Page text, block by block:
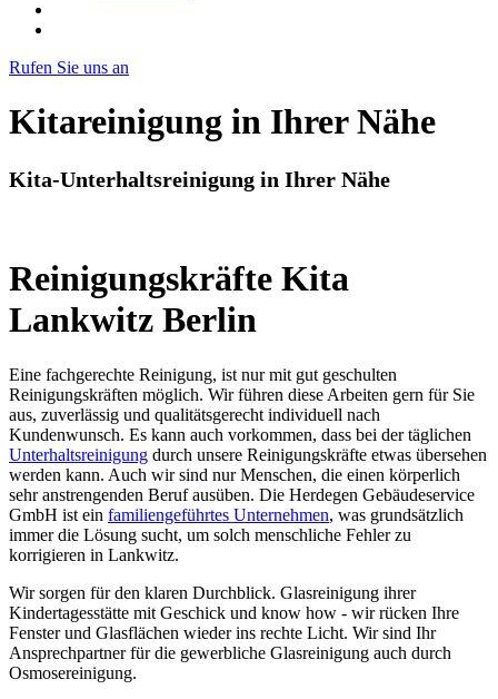
Rufen Sie uns an
Kitareinigung in Ihrer Nähe
Kita-Unterhaltsreinigung in Ihrer Nähe
Reinigungskräfte Kita
Lankwitz Berlin
Eine fachgerechte Reinigung, ist nur mit gut geschulten
Reinigungskräften möglich. Wir führen diese Arbeiten gern für Sie
aus, zuverlässig und qualitätsgerecht individuell nach
Kundenwunsch. Es kann auch vorkommen, dass bei der täglichen
Unterhaltsreinigung durch unsere Reinigungskräfte etwas übersehen
werden kann. Auch wir sind nur Menschen, die einen körperlich
sehr anstrengenden Beruf ausüben. Die Herdegen Gebäudeservice
GmbH ist ein familiengeführtes Unternehmen, was grundsätzlich
immer die Lösung sucht, um solch menschliche Fehler zu
korrigieren in Lankwitz.
Wir sorgen für den klaren Durchblick. Glasreinigung ihrer
Kindertagesstätte mit Geschick und know how - wir rücken Ihre
Fenster und Glasflächen wieder ins rechte Licht. Wir sind Ihr
Ansprechpartner für die gewerbliche Glasreinigung auch durch
Osmosereinigung.